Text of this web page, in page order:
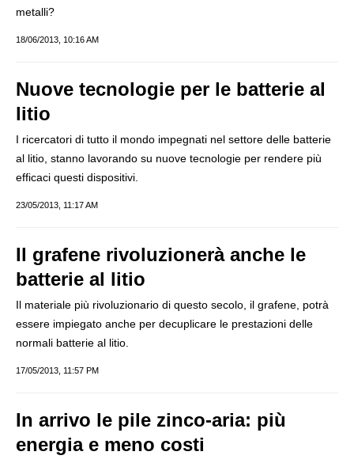
metalli?
18/06/2013, 10:16 AM
Nuove tecnologie per le batterie al
litio
I ricercatori di tutto il mondo impegnati nel settore delle batterie
al litio, stanno lavorando su nuove tecnologie per rendere più
efficaci questi dispositivi.
23/05/2013, 11:17 AM
Il grafene rivoluzionerà anche le
batterie al litio
Il materiale più rivoluzionario di questo secolo, il grafene, potrà
essere impiegato anche per decuplicare le prestazioni delle
normali batterie al litio.
17/05/2013, 11:57 PM
In arrivo le pile zinco-aria: più
energia e meno costi